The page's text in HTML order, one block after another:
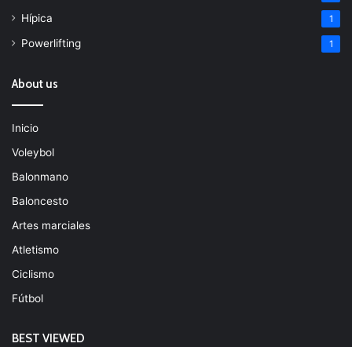
Hípica 1
Powerlifting 1
About us
Inicio
Voleybol
Balonmano
Baloncesto
Artes marciales
Atletismo
Ciclismo
Fútbol
BEST VIEWED